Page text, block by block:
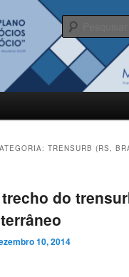
TRENSURB (RS,
do
10, 2014